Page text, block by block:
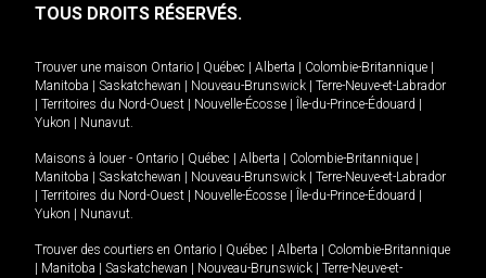
TOUS DROITS RÉSERVÉS.
Trouver une maison Ontario Québec Alberta Colombie-Britannique
Manitoba
Saskatchewan Nouveau-Brunswick
Terre-Neuve-et-Labrador
Territoires du Nord-Ouest Nouvelle-Écosse Île-du-Prince-Édouard
Yukon
Nunavut.
Maisons à louer - Ontario Québec Alberta Colombie-Britannique
Manitoba
Saskatchewan Nouveau-Brunswick
Terre-Neuve-et-Labrador
Territoires du Nord-Ouest Nouvelle-Écosse Île-du-Prince-Édouard
Yukon
Nunavut.
Trouver des courtiers en Ontario Québec Alberta
Colombie-Britannique
Manitoba Saskatchewan Nouveau-Brunswick
Terre-Neuve-et-